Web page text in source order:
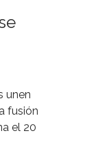
unen
fusión
el 20